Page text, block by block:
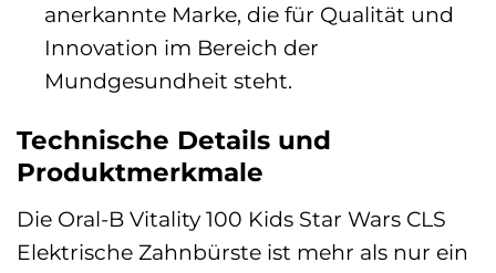
anerkannte Marke, die für Qualität und
Innovation im Bereich der
Mundgesundheit steht.
Technische Details und
Produktmerkmale
Die Oral-B Vitality 100 Kids Star Wars CLS
Elektrische Zahnbürste ist mehr als nur ein